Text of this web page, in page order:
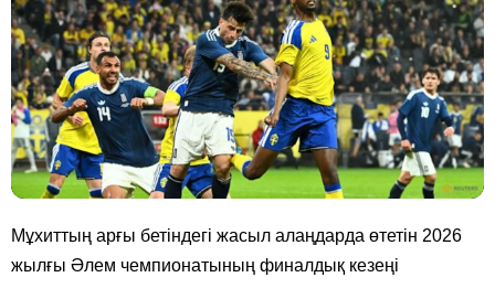
Мұхиттың арғы бетіндегі жасыл алаңдарда өтетін 2026
жылғы Әлем чемпионатының финалдық кезеңі